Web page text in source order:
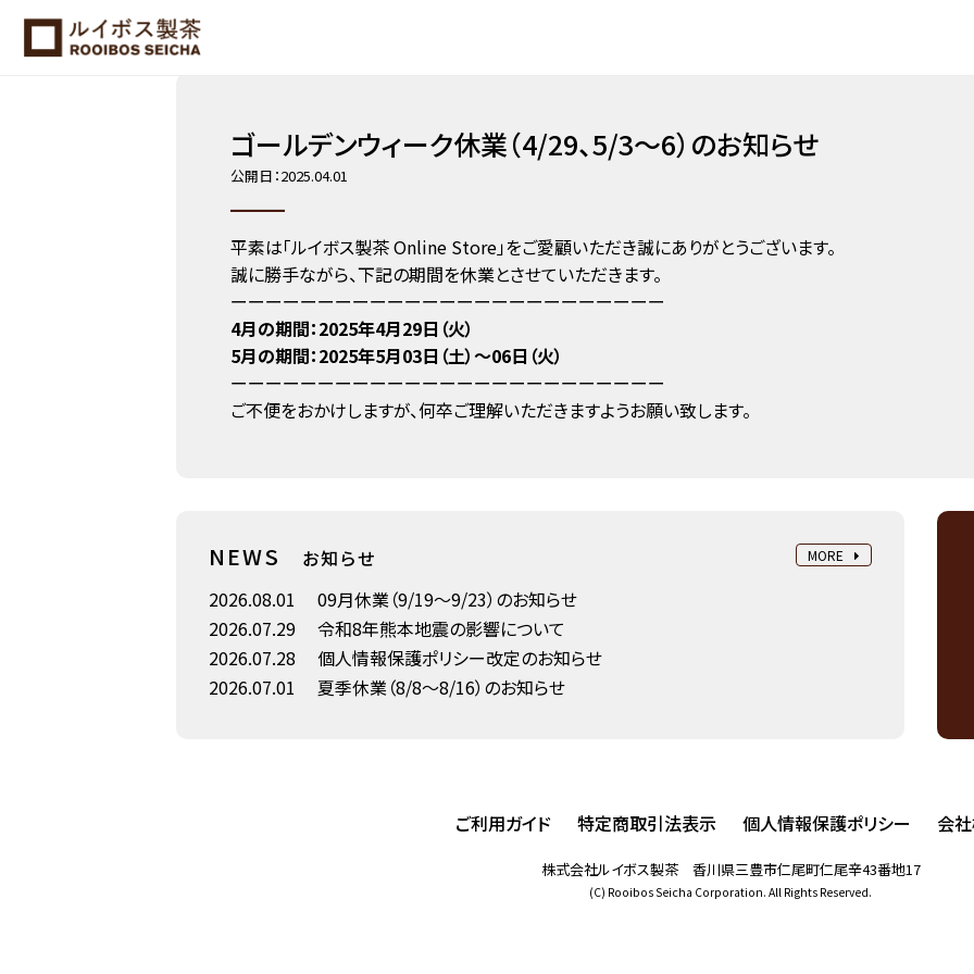
ホーム NEWS ゴールデンウィーク休業（4/29、5/3…
ゴールデンウィーク休業（4/29、5/3～6）のお知らせ
公開日：2025.04.01
平素は「ルイボス製茶 Online Store」をご愛顧いただき誠にありがとうございます。
誠に勝手ながら、下記の期間を休業とさせていただきます。
ーーーーーーーーーーーーーーーーーーーーーーーーー
4月の期間：2025年4月29日（火）
5月の期間：2025年5月03日（土）～06日（火）
ーーーーーーーーーーーーーーーーーーーーーーーーー
ご不便をおかけしますが、何卒ご理解いただきますようお願い致します。
NEWS お知らせ MORE
2026.08.01
09月休業（9/19～9/23）のお知らせ
2026.07.29
令和8年熊本地震の影響について
2026.07.28
個人情報保護ポリシー改定のお知らせ
2026.07.01
夏季休業（8/8～8/16）のお知らせ
ご利用ガイド 特定商取引法表示 個人情報保護ポリシー 会
株式会社ルイボス製茶 香川県三豊市仁尾町仁尾辛43番地17
(C) Rooibos Seicha Corporation. All Rights Reserved.